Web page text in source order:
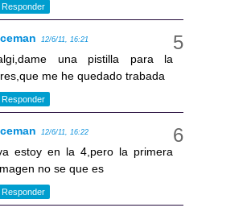
Responder
12/6/11, 16:21
una pistilla para la
me he quedado trabada
Responder
12/6/11, 16:22
estoy en la 4,pero la primera
no se que es
Responder